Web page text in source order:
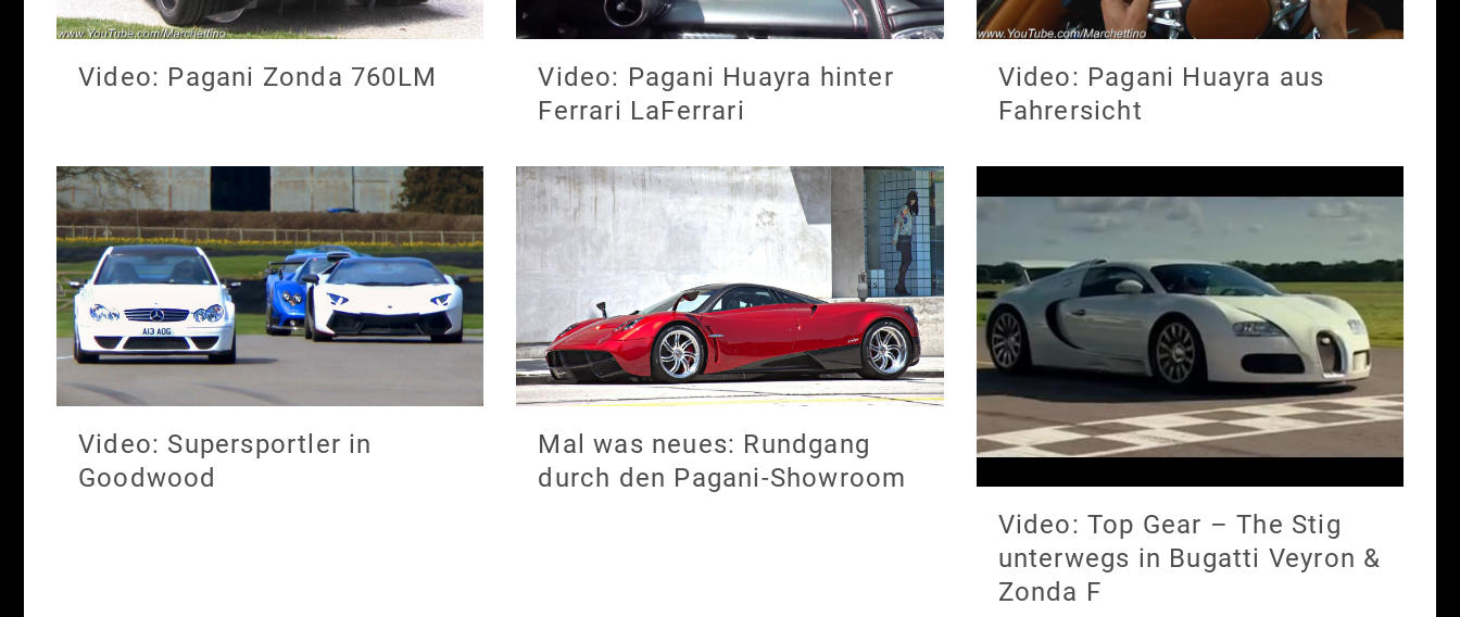
Video: Pagani Zonda 760LM
Video: Pagani Huayra hinter
Ferrari LaFerrari
Video: Pagani Huayra aus
Fahrersicht
Video: Supersportler in
Goodwood
Mal was neues: Rundgang
durch den Pagani-Showroom
Video: Top Gear – The Stig
unterwegs in Bugatti Veyron &
Zonda F